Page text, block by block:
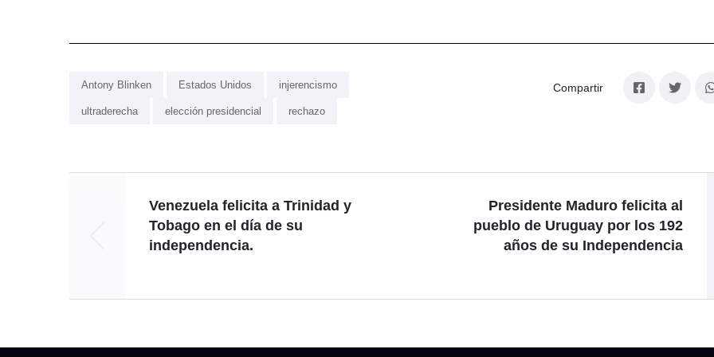
Antony Blinken Estados Unidos injerencismo
ultraderecha elección presidencial rechazo
Compartir
Venezuela felicita a Trinidad y
Tobago en el día de su
independencia.
Presidente Maduro felicita al
pueblo de Uruguay por los 192
años de su Independencia